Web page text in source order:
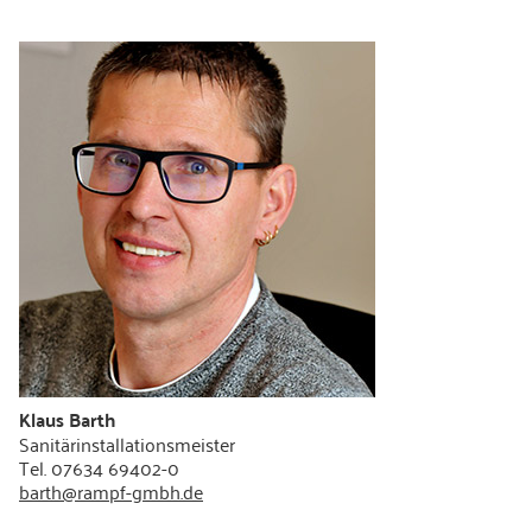
Klaus Barth
Sanitärinstallationsmeister
Tel. 07634 69402-0
barth@rampf-gmbh.de